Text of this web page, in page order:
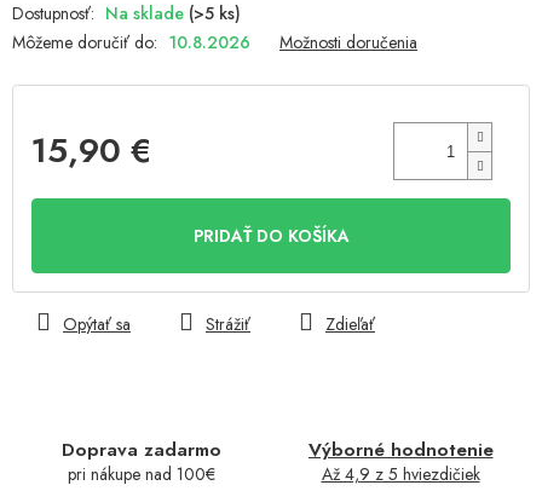
Na sklade (>5 ks)
Môžeme doručiť do: 10.8.2026 Možnosti doručenia
15,90 €
PRIDAŤ DO KOŠÍKA
Doprava zadarmo
pri nákupe nad 100€
Výborné hodnotenie
Až 4,9 z 5 hviezdičiek
Opýtať sa Strážiť Zdieľať